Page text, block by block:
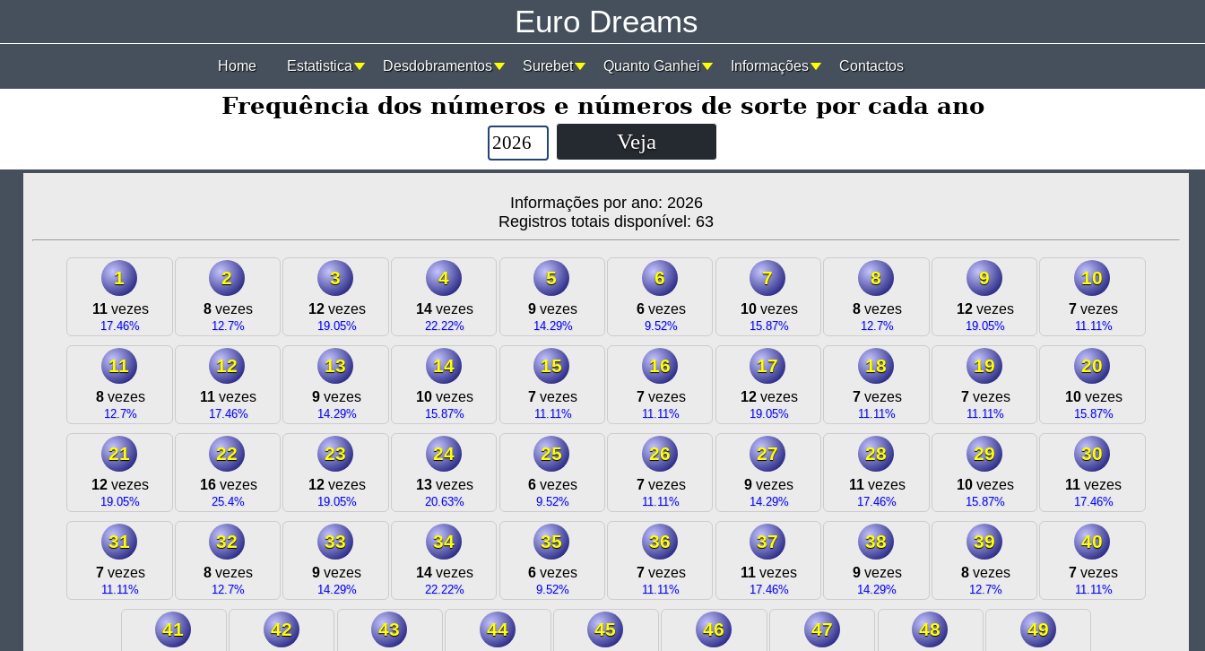
Euro Dreams
Home Estatistica Desdobramentos Surebet Quanto Ganhei Informações Contactos
Frequência dos números e números de sorte por cada ano
Informações por ano: 2026
Registros totais disponível: 63
1
11vezes
17.46%
2
8 vezes
12.7%
3
12vezes
19.05%
4
14 vezes
22.22%
5
9 vezes
14.29%
6
6vezes
9.52%
7
10vezes
15.87%
8
8vezes
12.7%
9
12 vezes
19.05%
10
7 vezes
11.11%
11
8vezes
12.7%
12
11 vezes
17.46%
13
9 vezes
14.29%
14
10 vezes
15.87%
15
7 vezes
11.11%
16
7vezes
11.11%
17
12vezes
19.05%
18
7vezes
11.11%
19
7vezes
11.11%
20
10vezes
15.87%
21
12 vezes
19.05%
22
16vezes
25.4%
23
12vezes
19.05%
24
13 vezes
20.63%
25
6 vezes
9.52%
26
7vezes
11.11%
27
9 vezes
14.29%
28
11vezes
17.46%
29
10 vezes
15.87%
30
11 vezes
17.46%
31
7vezes
11.11%
32
8 vezes
12.7%
33
9 vezes
14.29%
34
14 vezes
22.22%
35
6 vezes
9.52%
36
7vezes
11.11%
37
11 vezes
17.46%
38
9vezes
14.29%
39
8vezes
12.7%
40
7 vezes
11.11%
41 42 43 44 45 46 47 48 49